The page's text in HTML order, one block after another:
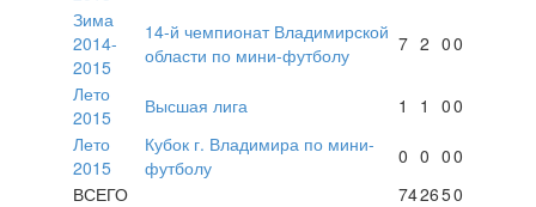
Зима
2014-
2015
14-й чемпионат Владимирской
области по мини-футболу
7 2 00
Лето
2015
Высшая лига 1 1 00
Лето
2015
Кубок г. Владимира по мини-
футболу
0 0 00
ВСЕГО
742650